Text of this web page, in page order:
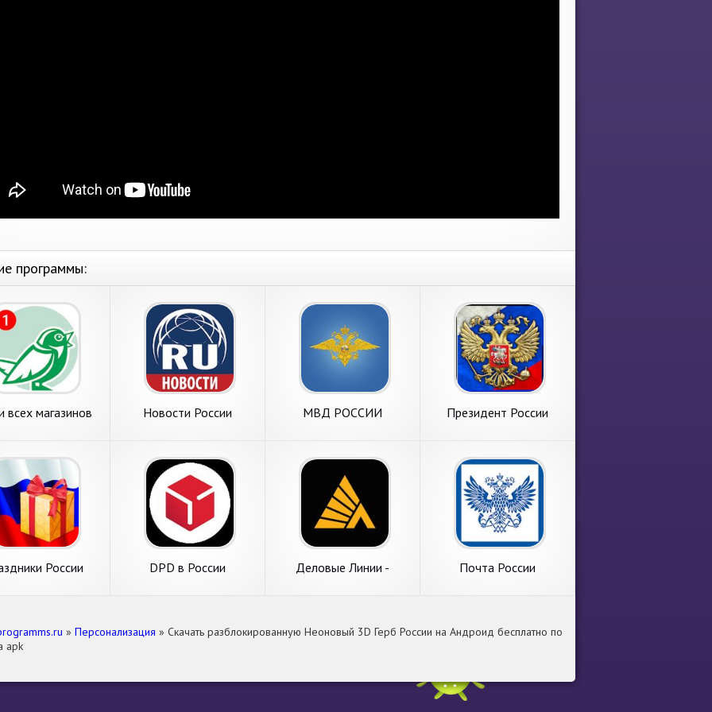
программы:
всех магазинов
Новости России МВД РОССИИ Президент России
России DPD в России
Деловые Линии -
Почта России
» Персонализация » Скачать разблокированную Неоновый 3D Герб России на Андроид бесплатно по
apk